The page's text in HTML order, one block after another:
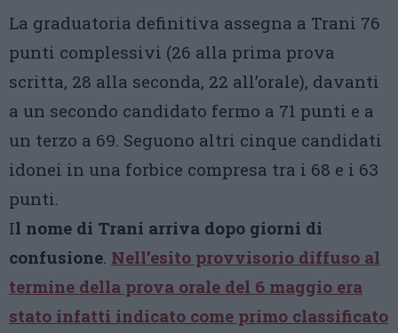
La graduatoria definitiva assegna a Trani 76
punti complessivi (26 alla prima prova
scritta, 28 alla seconda, 22 all’orale), davanti
a un secondo candidato fermo a 71 punti e a
un terzo a 69. Seguono altri cinque candidati
idonei in una forbice compresa tra i 68 e i 63
punti.
Il nome di Trani arriva dopo giorni di
confusione. Nell’esito provvisorio diffuso al
termine della prova orale del 6 maggio era
stato infatti indicato come primo classificato